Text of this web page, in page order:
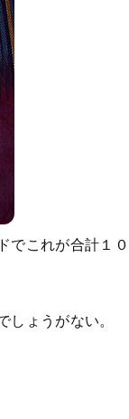
でこれが合計１
ょうがない。